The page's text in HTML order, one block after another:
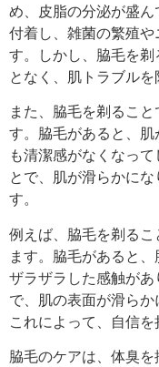
め、皮脂の分泌が盛
付着し、雑菌の繁殖
す。しかし、脇毛を
となく、肌トラブルを
また、脇毛を剃るこ
す。脇毛があると、
も清潔感がなくなっ
とで、肌が滑らかに
す。
例えば、脇毛を剃る
ます。脇毛があると
ザラザラした感触が
で、肌の表面が滑らか
これによって、自信を
脇毛のケアは、体臭